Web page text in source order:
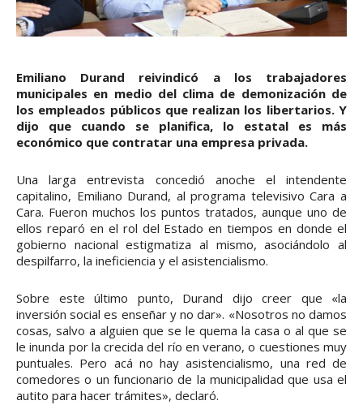
Emiliano Durand reivindicó a los trabajadores
municipales en medio del clima de demonización de
los empleados públicos que realizan los libertarios. Y
dijo que cuando se planifica, lo estatal es más
económico que contratar una empresa privada.
Una larga entrevista concedió anoche el intendente
capitalino, Emiliano Durand, al programa televisivo Cara a
Cara. Fueron muchos los puntos tratados, aunque uno de
ellos reparó en el rol del Estado en tiempos en donde el
gobierno nacional estigmatiza al mismo, asociándolo al
despilfarro, la ineficiencia y el asistencialismo.
Sobre este último punto, Durand dijo creer que «la
inversión social es enseñar y no dar». «Nosotros no damos
cosas, salvo a alguien que se le quema la casa o al que se
le inunda por la crecida del río en verano, o cuestiones muy
puntuales. Pero acá no hay asistencialismo, una red de
comedores o un funcionario de la municipalidad que usa el
autito para hacer trámites», declaró.